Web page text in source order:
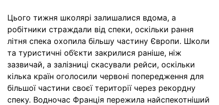
Цього тижня школярі залишалися вдома, а
робітники страждали від спеки, оскільки рання
літня спека охопила більшу частину Європи. Школи
та туристичні об’єкти закрилися раніше, ніж
зазвичай, а залізниці скасували рейси, оскільки
кілька країн оголосили червоні попередження для
більшої частини своєї території через рекордну
спеку. Водночас Франція пережила найспекотніший